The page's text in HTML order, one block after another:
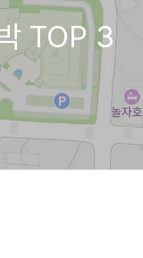
TOP 3